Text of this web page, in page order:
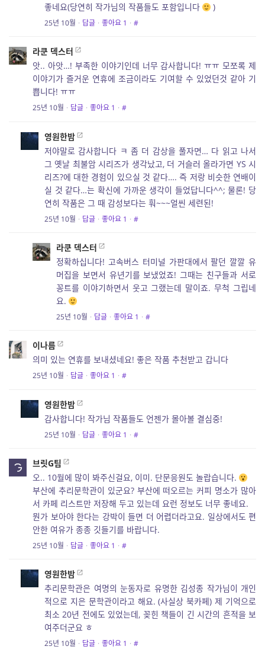
좋네요(당연히 작가님의 작품들도 포함입니다
)
25년 10월 · 답글 · 좋아요 1 · #
라쿤 덱스터
앗.. 아앗…! 부족한 이야기인데 너무 감사합니다! ㅠㅠ 모쪼록 제
이야기가 즐거운 연휴에 조금이라도 기여할 수 있었던것 같아 기
쁩니다! ㅠㅠ
25년 10월 · 답글 · 좋아요 1 · #
영원한밤
저야말로 감사합니다 ㅋ 좀 더 감상을 풀자면… 다 읽고 나서
그 옛날 최불암 시리즈가 생각났고, 더 거슬러 올라가면 YS 시
리즈?에 대한 경험이 있으실 것 같다…. 즉 저랑 비슷한 연배이
실 것 같다…는 확신에 가까운 생각이 들었답니다^^; 물론! 당
연히 작품은 그 때 감성보다는 훠~~~얼씬 세련된!
25년 10월 · 답글 · 좋아요 1 · #
라쿤 덱스터
정확하십니다! 고속버스 터미널 가판대에서 팔던 깔깔 유
머집을 보면서 유년기를 보냈었죠! 그때는 친구들과 서로
꽁트를 이야기하면서 웃고 그랬는데 말이죠. 무척 그립네
요.
25년 10월 · 답글 · 좋아요 1 · #
이나름
의미 있는 연휴를 보내셨네요! 좋은 작품 추천받고 갑니다
25년 10월 · 답글 · 좋아요 1 · #
영원한밤
감사합니다! 작가님 작품들도 언젠가 몰아볼 결심중!
25년 10월 · 답글 · 좋아요 1 · #
브릿G팀
오.. 10월에 많이 봐주신걸요, 이미. 단문응원도 놀랍습니다.
부산에 추리문학관이 있군요? 부산에 떠오르는 커피 명소가 많아
서 카페 리스트만 저장해 두고 있는데 요런 정보도 너무 좋네요.
뭔가 보아야 한다는 강박이 들면 더 어렵더라고요. 일상에서도 편
안한 여유가 종종 깃들기를 바랍니다.
25년 10월 · 답글 · 좋아요 1 · #
영원한밤
추리문학관은 여명의 눈동자로 유명한 김성종 작가님이 개인
적으로 지은 문학관이라고 해요. (사실상 북카페) 제 기억으로
최소 20년 전에도 있었는데, 꽂힌 책들이 긴 시간의 흔적을 보
여주더군요 ㅎ
25년 10월 · 답글 · 좋아요 1 · #